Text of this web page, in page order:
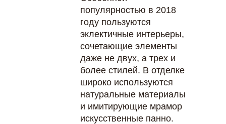
популярностью в 2018
году пользуются
эклектичные интерьеры,
сочетающие элементы
даже не двух, а трех и
более стилей. В отделке
широко используются
натуральные материалы
и имитирующие мрамор
искусственные панно.